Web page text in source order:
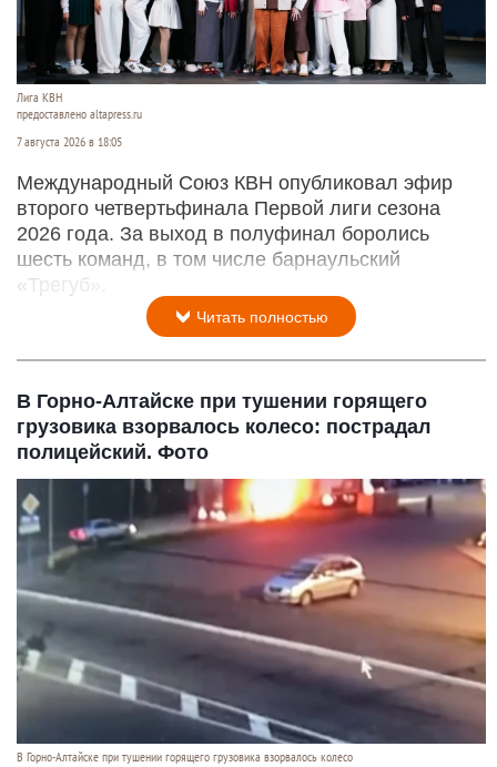
Лига КВН
предоставлено altapress.ru
7 августа 2026 в 18:05
Международный Союз КВН опубликовал эфир
второго четвертьфинала Первой лиги сезона
2026 года. За выход в полуфинал боролись
шесть команд, в том числе барнаульский
«Трегуб».
Читать полностью
В Горно-Алтайске при тушении горящего
грузовика взорвалось колесо: пострадал
полицейский. Фото
В Горно-Алтайске при тушении горящего грузовика взорвалось колесо